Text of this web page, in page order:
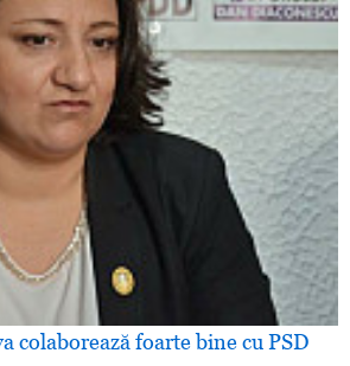
colaborează foarte bine cu PSD